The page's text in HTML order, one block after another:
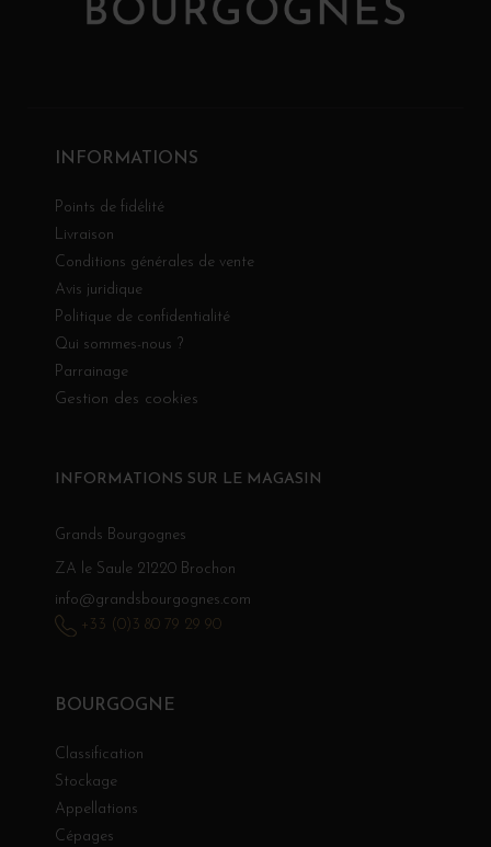
INFORMATIONS
Points de fidélité
Livraison
Conditions générales de vente
Avis juridique
Politique de confidentialité
Qui sommes-nous ?
Parrainage
Gestion des cookies
BOURGOGNE
Classification
Stockage
Appellations
Cépages
INFORMATIONS SUR LE MAGASIN
Grands Bourgognes
ZA le Saule 21220 Brochon
info@grandsbourgognes.com
+33 (0)3 80 79 29 90